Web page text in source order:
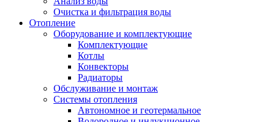
Очистка и фильтрация воды
Отопление
Оборудование и комплектующие
Комплектующие
Котлы
Конвекторы
Радиаторы
Обслуживание и монтаж
Системы отопления
Автономное и геотермальное